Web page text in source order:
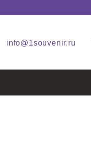
info@1souvenir.ru